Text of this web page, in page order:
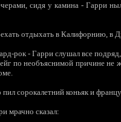
сидя у камина - Гарри
отдыхать в Калифорнию, в
рок - Гарри слушал все
по необъяснимой причине не
пил сорокалетний коньяк и
мрачно сказал: